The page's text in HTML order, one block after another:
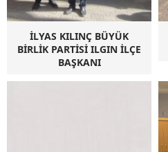
İLYAS KILINÇ BÜYÜK
BİRLİK PARTİSİ ILGIN İLÇE
BAŞKANI